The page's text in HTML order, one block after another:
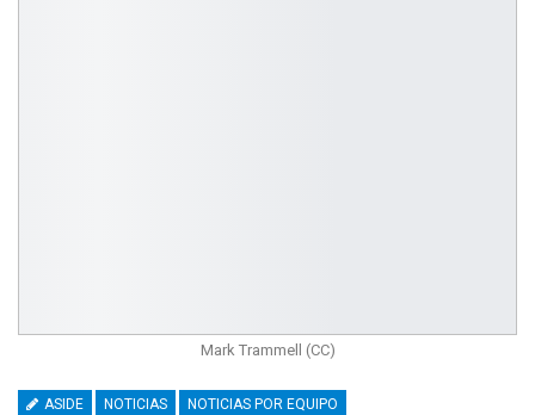
Mark Trammell (CC)
ASIDE NOTICIAS
NOTICIAS POR EQUIPO